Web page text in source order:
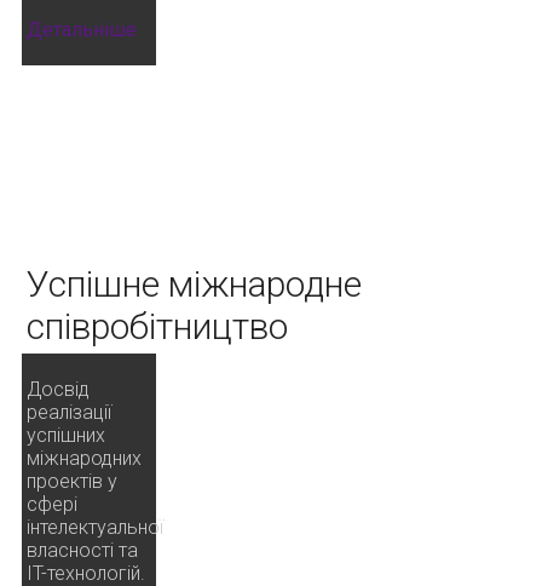
Детальніше
Успішне міжнародне
співробітництво
Досвід
реалізації
успішних
міжнародних
проектів у
сфері
інтелектуальної
власності та
IT-технологій.